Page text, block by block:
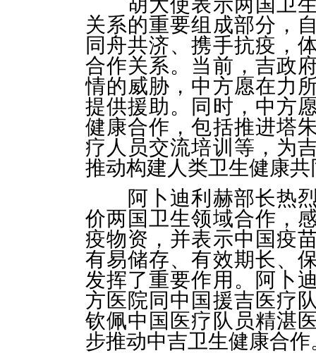
关系的重要组成部分，
同舟共济、携手抗疫，
合作关系。当前，吉政
情的威胁，中方愿在力
提供援助。同时，中方
健康合作，包括推进塔
疗人员交流培训等，为
推动构建人类卫生健康共
阿卜迪利赫部长热
价两国卫生领域合作，
疫物资，并表示中国疫
有易储存、有效期长、
发挥了重要作用。阿卜
方医院同中国援吉医疗
钦佩中国医疗队员精湛
步推动中吉卫生健康合作